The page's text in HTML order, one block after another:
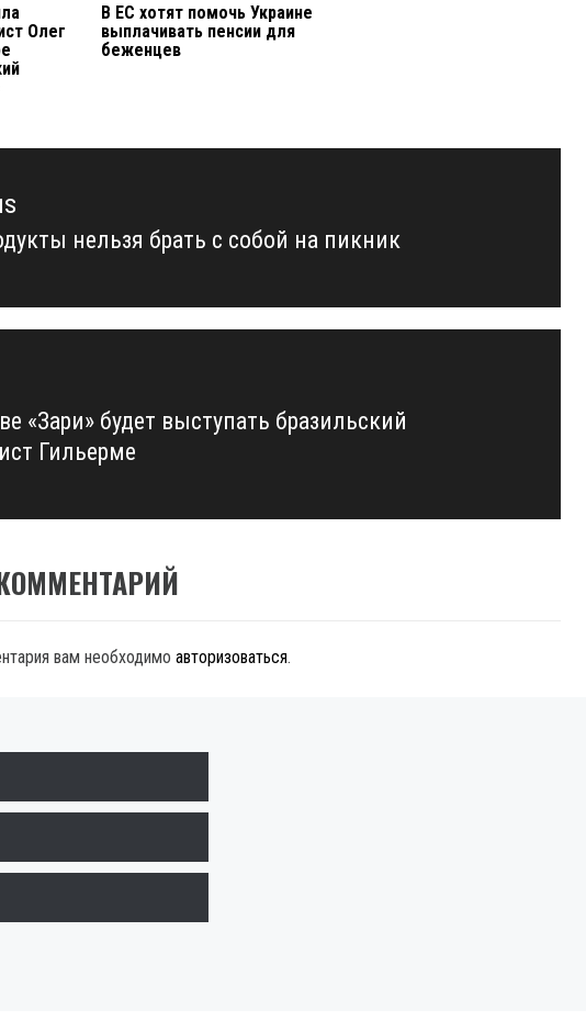
Олег
В ЕС хотят помочь Украине
выплачивать пенсии для
беженцев
нельзя брать с собой на пикник
«Зари» будет выступать бразильский
Гильерме
вам необходимо авторизоваться.